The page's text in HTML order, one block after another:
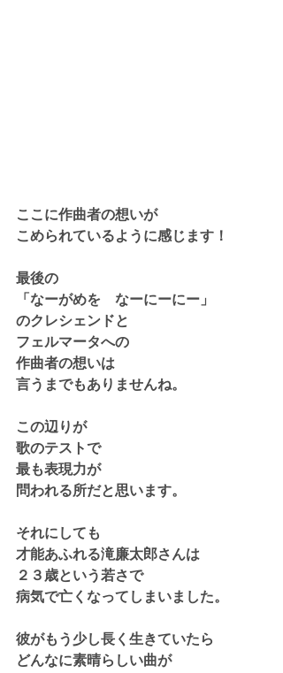
ここに作曲者の想いが
こめられているように感じます！
最後の
「なーがめを　なーにーにー」
のクレシェンドと
フェルマータへの
作曲者の想いは
言うまでもありませんね。
この辺りが
歌のテストで
最も表現力が
問われる所だと思います。
それにしても
才能あふれる滝廉太郎さんは
２３歳という若さで
病気で亡くなってしまいました。
彼がもう少し長く生きていたら
どんなに素晴らしい曲が